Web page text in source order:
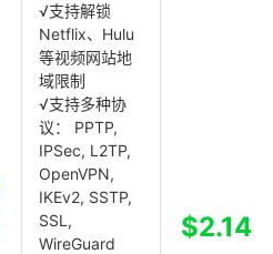
√支持解锁
Netflix、Hulu
等视频网站地
域限制
√支持多种协
议： PPTP,
IPSec, L2TP,
OpenVPN,
IKEv2, SSTP,
SSL,
WireGuard
$2.14